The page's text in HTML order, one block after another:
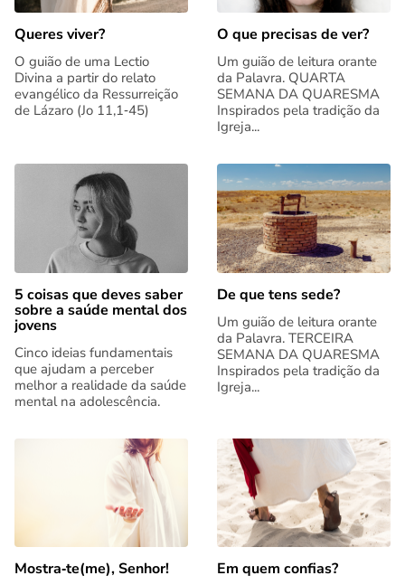
Queres viver?
O guião de uma Lectio
Divina a partir do relato
evangélico da Ressurreição
de Lázaro (Jo 11,1‑45)
O que precisas de ver?
Um guião de leitura orante
da Palavra. QUARTA
SEMANA DA QUARESMA
Inspirados pela tradição da
Igreja...
5 coisas que deves saber
sobre a saúde mental dos
jovens
Cinco ideias fundamentais
que ajudam a perceber
melhor a realidade da saúde
mental na adolescência.
De que tens sede?
Um guião de leitura orante
da Palavra. TERCEIRA
SEMANA DA QUARESMA
Inspirados pela tradição da
Igreja...
Mostra‑te(me), Senhor! Em quem confias?